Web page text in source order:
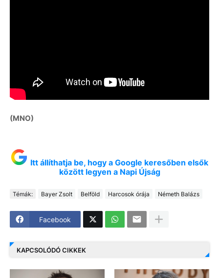
(MNO)
Itt állíthatja be, hogy a Google keresőben elsők
között legyen a Napi Újság
Témák: Bayer Zsolt Belföld Harcosok órája Németh Balázs
Facebook
KAPCSOLÓDÓ CIKKEK